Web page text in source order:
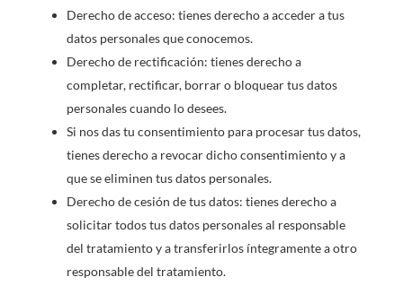
Derecho de acceso: tienes derecho a acceder a tus
datos personales que conocemos.
Derecho de rectificación: tienes derecho a
completar, rectificar, borrar o bloquear tus datos
personales cuando lo desees.
Si nos das tu consentimiento para procesar tus datos,
tienes derecho a revocar dicho consentimiento y a
que se eliminen tus datos personales.
Derecho de cesión de tus datos: tienes derecho a
solicitar todos tus datos personales al responsable
del tratamiento y a transferirlos íntegramente a otro
responsable del tratamiento.